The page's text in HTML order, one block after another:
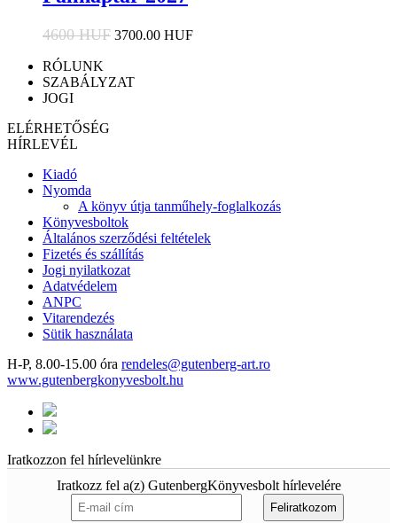
4600 HUF 3700.00 HUF
RÓLUNK
SZABÁLYZAT
JOGI
ELÉRHETŐSÉG
HÍRLEVÉL
Kiadó
Nyomda
A könyv útja tanműhely-foglalkozás
Könyvesboltok
Általános szerződési feltételek
Fizetés és szállítás
Jogi nyilatkozat
Adatvédelem
ANPC
Vitarendezés
Sütik használata
H-P, 8.00-15.00 óra rendeles@gutenberg-art.ro
www.gutenbergkonyvesbolt.hu
Iratkozzon fel hírlevelünkre
Iratkozz fel a(z) GutenbergKönyvesbolt hírlevelére